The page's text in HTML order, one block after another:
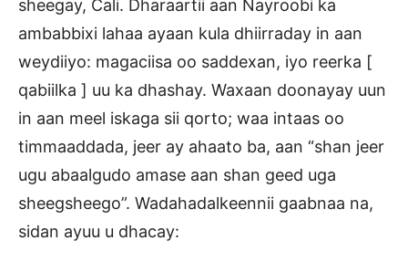
sheegay, Cali. Dharaartii aan Nayroobi ka
ambabbixi lahaa ayaan kula dhiirraday in aan
weydiiyo: magaciisa oo saddexan, iyo reerka [
qabiilka ] uu ka dhashay. Waxaan doonayay uun
in aan meel iskaga sii qorto; waa intaas oo
timmaaddada, jeer ay ahaato ba, aan “shan jeer
ugu abaalgudo amase aan shan geed uga
sheegsheego”. Wadahadalkeennii gaabnaa na,
sidan ayuu u dhacay: